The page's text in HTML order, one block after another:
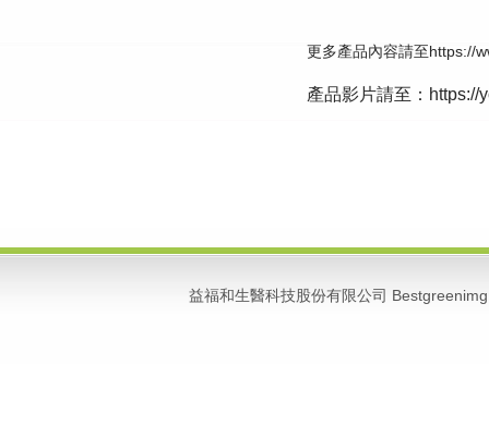
更多產品內容請至https://
產品影片請至：https://
益福和生醫科技股份有限公司